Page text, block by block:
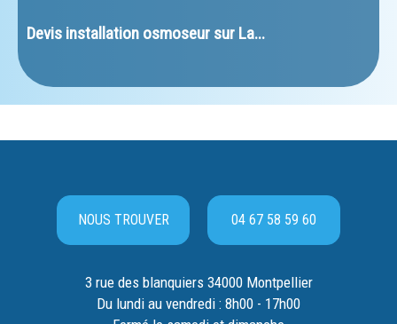
﻿Devis installation osmoseur sur La...
NOUS TROUVER 04 67 58 59 60
3 rue des blanquiers 34000 Montpellier
Du lundi au vendredi : 8h00 - 17h00